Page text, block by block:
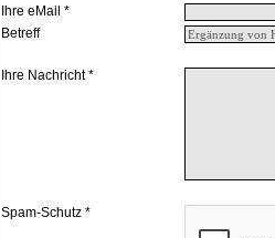
Ihre eMail *
Betreff
Ihre Nachricht *
Spam-Schutz *